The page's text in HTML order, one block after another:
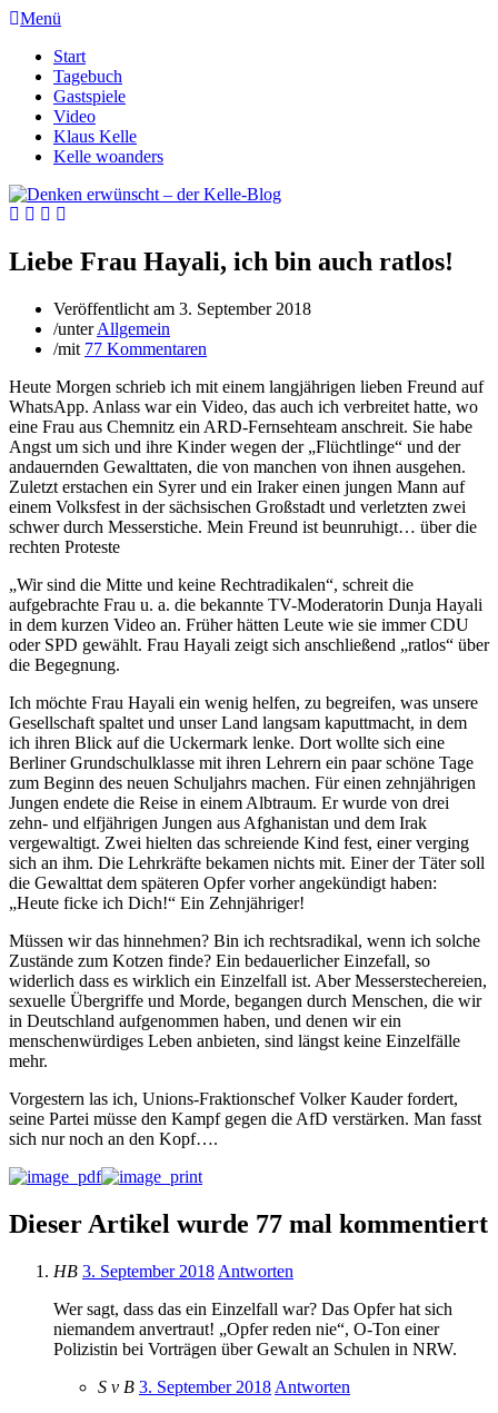
Menü
Start
Tagebuch
Gastspiele
Video
Klaus Kelle
Kelle woanders
Liebe Frau Hayali, ich bin auch ratlos!
Veröffentlicht am 3. September 2018
/unterAllgemein
/mit 77 Kommentaren
Heute Morgen schrieb ich mit einem langjährigen lieben Freund auf
WhatsApp. Anlass war ein Video, das auch ich verbreitet hatte, wo
eine Frau aus Chemnitz ein ARD-Fernsehteam anschreit. Sie habe
Angst um sich und ihre Kinder wegen der „Flüchtlinge“ und der
andauernden Gewalttaten, die von manchen von ihnen ausgehen.
Zuletzt erstachen ein Syrer und ein Iraker einen jungen Mann auf
einem Volksfest in der sächsischen Großstadt und verletzten zwei
schwer durch Messerstiche. Mein Freund ist beunruhigt… über die
rechten Proteste
„Wir sind die Mitte und keine Rechtradikalen“, schreit die
aufgebrachte Frau u. a. die bekannte TV-Moderatorin Dunja Hayali
in dem kurzen Video an. Früher hätten Leute wie sie immer CDU
oder SPD gewählt. Frau Hayali zeigt sich anschließend „ratlos“ über
die Begegnung.
Ich möchte Frau Hayali ein wenig helfen, zu begreifen, was unsere
Gesellschaft spaltet und unser Land langsam kaputtmacht, in dem
ich ihren Blick auf die Uckermark lenke. Dort wollte sich eine
Berliner Grundschulklasse mit ihren Lehrern ein paar schöne Tage
zum Beginn des neuen Schuljahrs machen. Für einen zehnjährigen
Jungen endete die Reise in einem Albtraum. Er wurde von drei
zehn- und elfjährigen Jungen aus Afghanistan und dem Irak
vergewaltigt. Zwei hielten das schreiende Kind fest, einer verging
sich an ihm. Die Lehrkräfte bekamen nichts mit. Einer der Täter soll
die Gewalttat dem späteren Opfer vorher angekündigt haben:
„Heute ficke ich Dich!“ Ein Zehnjähriger!
Müssen wir das hinnehmen? Bin ich rechtsradikal, wenn ich solche
Zustände zum Kotzen finde? Ein bedauerlicher Einzefall, so
widerlich dass es wirklich ein Einzelfall ist. Aber Messerstechereien,
sexuelle Übergriffe und Morde, begangen durch Menschen, die wir
in Deutschland aufgenommen haben, und denen wir ein
menschenwürdiges Leben anbieten, sind längst keine Einzelfälle
mehr.
Vorgestern las ich, Unions-Fraktionschef Volker Kauder fordert,
seine Partei müsse den Kampf gegen die AfD verstärken. Man fasst
sich nur noch an den Kopf….
Dieser Artikel wurde 77 mal kommentiert
HB 3. September 2018 Antworten
Wer sagt, dass das ein Einzelfall war? Das Opfer hat sich
niemandem anvertraut! „Opfer reden nie“, O-Ton einer
Polizistin bei Vorträgen über Gewalt an Schulen in NRW.
S v B 3. September 2018 Antworten